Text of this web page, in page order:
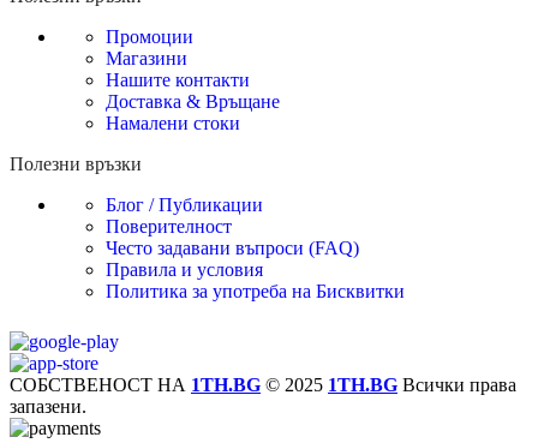
Промоции
Магазини
Нашите контакти
Доставка & Връщане
Намалени стоки
Полезни връзки
Блог / Публикации
Поверителност
Често задавани въпроси (FAQ)
Правила и условия
Политика за употреба на Бисквитки
СОБСТВЕНОСТ НА 1TH.BG © 2025 1TH.BG Всички права
запазени.